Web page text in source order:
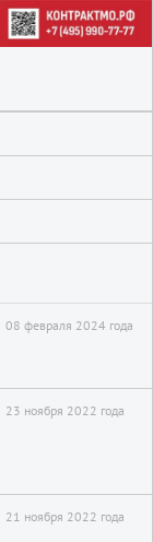
08 февраля 2024 года
23 ноября 2022 года
21 ноября 2022 года